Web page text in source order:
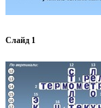
Слайд 1